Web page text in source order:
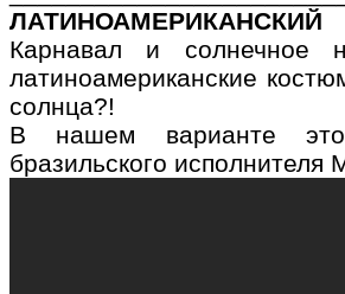
ЛАТИНОАМЕРИКАНСКИЙ
Карнавал и солнечное
латиноамериканские
солнца?!
В нашем варианте
бразильского